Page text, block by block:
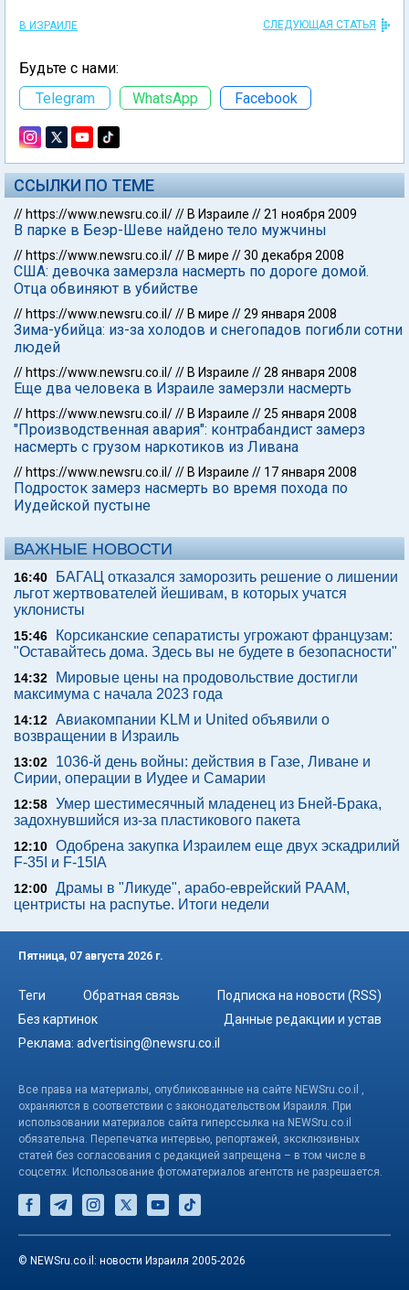
В ИЗРАИЛЕ СЛЕДУЮЩАЯ СТАТЬЯ
Будьте с нами:
Telegram
WhatsApp Facebook
ССЫЛКИ ПО ТЕМЕ
// https://www.newsru.co.il/// В Израиле //21 ноября 2009
В парке в Беэр-Шеве найдено тело мужчины
// https://www.newsru.co.il/// В мире //30 декабря 2008
США: девочка замерзла насмерть по дороге домой.
Отца обвиняют в убийстве
// https://www.newsru.co.il/// В мире //29 января 2008
Зима-убийца: из-за холодов и снегопадов погибли сотни
людей
// https://www.newsru.co.il/// В Израиле //28 января 2008
Еще два человека в Израиле замерзли насмерть
// https://www.newsru.co.il/// В Израиле //25 января 2008
"Производственная авария": контрабандист замерз
насмерть с грузом наркотиков из Ливана
// https://www.newsru.co.il/// В Израиле // 17 января 2008
Подросток замерз насмерть во время похода по
Иудейской пустыне
ВАЖНЫЕ НОВОСТИ
16:40
БАГАЦ отказался заморозить решение о лишении
льгот жертвователей йешивам, в которых учатся
уклонисты
15:46
Корсиканские сепаратисты угрожают французам:
"Оставайтесь дома. Здесь вы не будете в безопасности"
14:32
Мировые цены на продовольствие достигли
максимума с начала 2023 года
14:12 Авиакомпании KLM и United объявили о
возвращении в Израиль
13:02
1036-й день войны: действия в Газе, Ливане и
Сирии, операции в Иудее и Самарии
12:58 Умер шестимесячный младенец из Бней-Брака,
задохнувшийся из-за пластикового пакета
12:10 Одобрена закупка Израилем еще двух эскадрилий
F-35I и F-15IA
12:00 Драмы в "Ликуде", арабо-еврейский РААМ,
центристы на распутье. Итоги недели
Пятница, 07 августа 2026 г.
Теги Обратная связь
Подписка на новости (RSS)
Без картинок
Данные редакции и устав
Реклама: advertising@newsru.co.il
Все права на материалы, опубликованные на сайте NEWSru.co.il ,
охраняются в соответствии с законодательством Израиля. При
использовании материалов сайта гиперссылка на NEWSru.co.il
обязательна. Перепечатка интервью, репортажей, эксклюзивных
статей без согласования с редакцией запрещена – в том числе в
соцсетях. Использование фотоматериалов агентств не разрешается.
© NEWSru.co.il: новости Израиля 2005-2026